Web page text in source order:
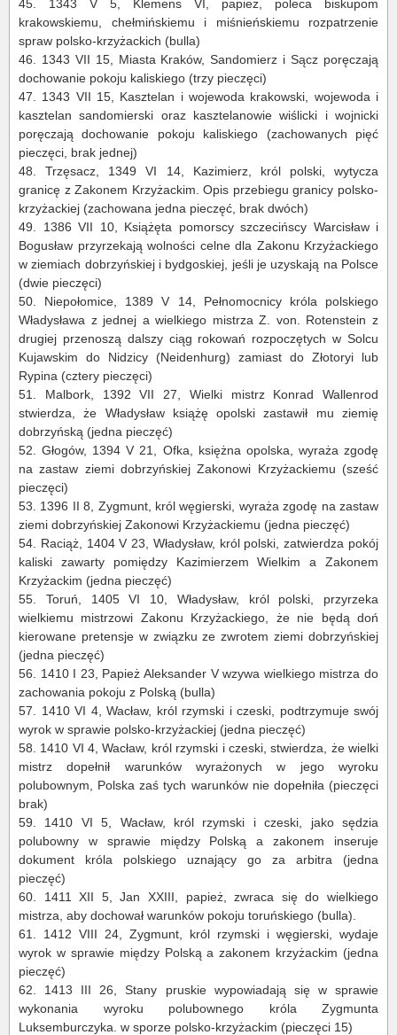
45. 1343 V 5, Klemens VI, papież, poleca biskupom
krakowskiemu, chełmińskiemu i miśnieńskiemu rozpatrzenie
spraw polsko-krzyżackich (bulla)
46. 1343 VII 15, Miasta Kraków, Sandomierz i Sącz poręczają
dochowanie pokoju kaliskiego (trzy pieczęci)
47. 1343 VII 15, Kasztelan i wojewoda krakowski, wojewoda i
kasztelan sandomierski oraz kasztelanowie wiślicki i wojnicki
poręczają dochowanie pokoju kaliskiego (zachowanych pięć
pieczęci, brak jednej)
48.Trzęsacz, 1349 VI 14, Kazimierz, król polski, wytycza
granicę z Zakonem Krzyżackim. Opis przebiegu granicy polsko-
krzyżackiej (zachowana jedna pieczęć, brak dwóch)
49. 1386 VII 10, Książęta pomorscy szczecińscy Warcisław i
Bogusław przyrzekają wolności celne dla Zakonu Krzyżackiego
w ziemiach dobrzyńskiej i bydgoskiej, jeśli je uzyskają na Polsce
(dwie pieczęci)
50. Niepołomice, 1389 V 14, Pełnomocnicy króla polskiego
Władysława z jednej a wielkiego mistrza Z. von. Rotenstein z
drugiej przenoszą dalszy ciąg rokowań rozpoczętych w Solcu
Kujawskim do Nidzicy (Neidenhurg) zamiast do Złotoryi lub
Rypina (cztery pieczęci)
51. Malbork, 1392 VII 27, Wielki mistrz Konrad Wallenrod
stwierdza, że Władysław książę opolski zastawił mu ziemię
dobrzyńską (jedna pieczęć)
52.Głogów, 1394 V 21, Ofka , księżna opolska, wyraża zgodę
na zastaw ziemi dobrzyńskiej Zakonowi Krzyżackiemu (sześć
pieczęci)
53. 1396 II 8, Zygmunt, król węgierski, wyraża zgodę na zastaw
ziemi dobrzyńskiej Zakonowi Krzyżackiemu (jedna pieczęć)
54. Raciąż, 1404 V 23, Władysław, król polski, zatwierdza pokój
kaliski zawarty pomiędzy Kazimierzem Wielkim a Zakonem
Krzyżackim (jedna pieczęć)
55. Toruń, 1405 VI 10, Władysław, król polski, przyrzeka
wielkiemu mistrzowi Zakonu Krzyżackiego, że nie będą doń
kierowane pretensje w związku ze zwrotem ziemi dobrzyńskiej
(jedna pieczęć)
56. 1410 I 23, Papież Aleksander V wzywa wielkiego mistrza do
zachowania pokoju z Polską (bulla)
57. 1410 VI 4, Wacław, król rzymski i czeski, podtrzymuje swój
wyrok w sprawie polsko-krzyżackiej (jedna pieczęć)
58. 1410 VI 4, Wacław, król rzymski i czeski, stwierdza, że wielki
mistrz dopełnił warunków wyrażonych w jego wyroku
polubownym, Polska zaś tych warunków nie dopełniła (pieczęci
brak)
59. 1410 VI 5, Wacław, król rzymski i czeski, jako sędzia
polubowny w sprawie między Polską a zakonem inseruje
dokument króla polskiego uznający go za arbitra (jedna
pieczęć)
60. 1411 XII 5, Jan XXIII, papież, zwraca się do wielkiego
mistrza, aby dochował warunków pokoju toruńskiego (bulla).
61. 1412 VIII 24, Zygmunt, król rzymski i węgierski, wydaje
wyrok w sprawie między Polską a zakonem krzyżackim (jedna
pieczęć)
62. 1413 III 26, Stany pruskie wypowiadają się w sprawie
wykonania wyroku polubownego króla Zygmunta
Luksemburczyka. w sporze polsko-krzyżackim (pieczęci 15)